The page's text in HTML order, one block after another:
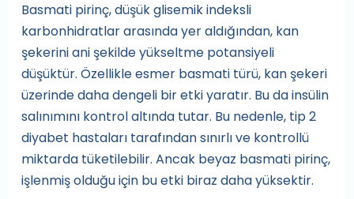
Basmati pirinç, düşük glisemik indeksli
karbonhidratlar arasında yer aldığından, kan
şekerini ani şekilde yükseltme potansiyeli
düşüktür. Özellikle esmer basmati türü, kan şekeri
üzerinde daha dengeli bir etki yaratır. Bu da insülin
salınımını kontrol altında tutar. Bu nedenle, tip 2
diyabet hastaları tarafından sınırlı ve kontrollü
miktarda tüketilebilir. Ancak beyaz basmati pirinç,
işlenmiş olduğu için bu etki biraz daha yüksektir.